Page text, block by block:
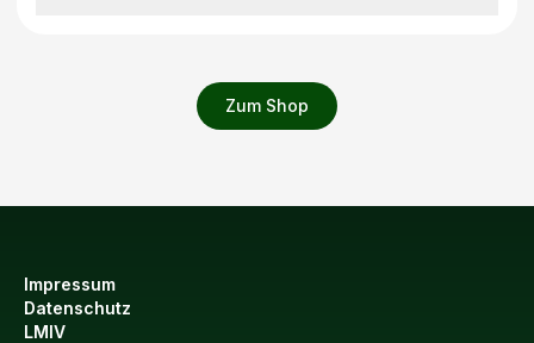
Zum Shop
Impressum
Datenschutz
LMIV